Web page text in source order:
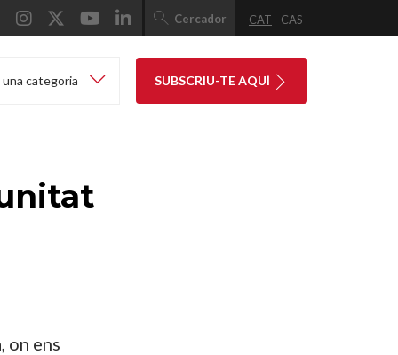
Cercador CAT CAS
categoria SUBSCRIU-TE AQUÍ
on ens